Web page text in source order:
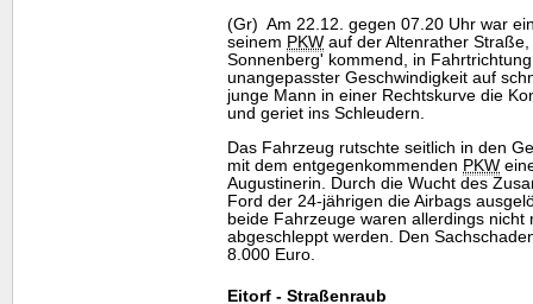
(Gr) Am 22.12. gegen 07.20 Uhr war
seinem PKW auf der Altenrather
Sonnenberg' kommend, in
unangepasster Geschwindigkeit auf
junge Mann in einer Rechtskurve die
und geriet ins Schleudern.
Das Fahrzeug rutschte seitlich in den
mit dem entgegenkommenden PKW
Augustinerin. Durch die Wucht des
Ford der 24-jährigen die Airbags
beide Fahrzeuge waren allerdings
abgeschleppt werden. Den
8.000 Euro.
Eitorf - Straßenraub